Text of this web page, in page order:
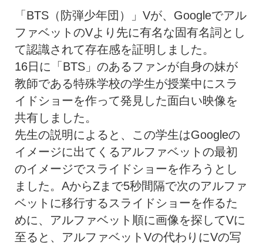
「BTS（防弾少年団）」Vが、Googleでアル
ファベットのVより先に有名な固有名詞とし
て認識されて存在感を証明しました。
16日に「BTS」のあるファンが自身の妹が
教師である特殊学校の学生が授業中にスラ
イドショーを作って発見した面白い映像を
共有しました。
先生の説明によると、この学生はGoogleの
イメージに出てくるアルファベットの最初
のイメージでスライドショーを作ろうとし
ました。AからZまで5秒間隔で次のアルファ
ベットに移行するスライドショーを作るた
めに、アルファベット順に画像を探してVに
至ると、アルファベットVの代わりにVの写